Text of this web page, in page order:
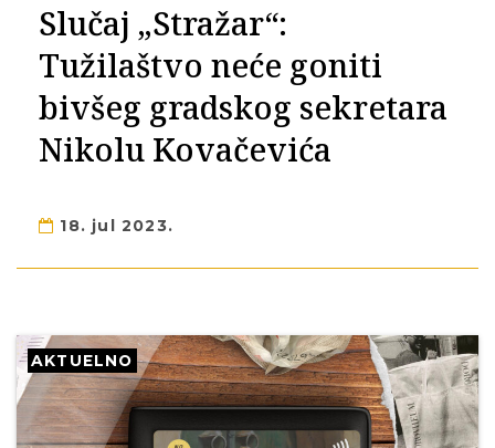
Slučaj „Stražar“:
Tužilaštvo neće goniti
bivšeg gradskog sekretara
Nikolu Kovačevića
18. jul 2023.
AKTUELNO